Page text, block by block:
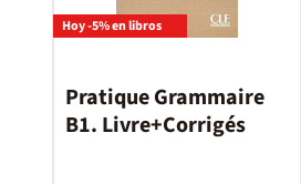
Hoy -5% en libros
Pratique Grammaire
B1. Livre+Corrigés